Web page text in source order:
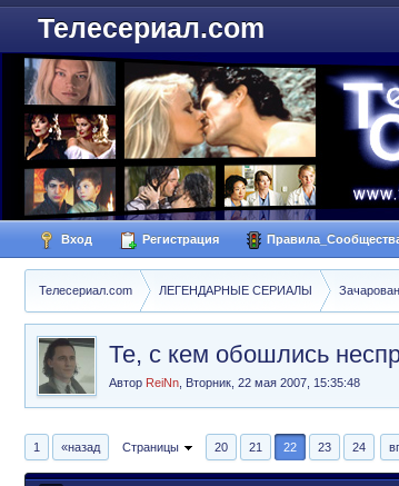
Телесериал.com
Вход Регистрация
Телесериал.com ЛЕГЕНДАРНЫЕ СЕРИАЛЫ
Те, с кем обошлись
Автор ReiNn Вторник, 22 мая 2007, 15:35:48
1 «назад Страницы 20 21 22 23 24